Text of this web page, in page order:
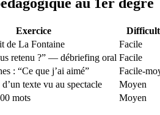
Exercice
de La Fontaine
Facile
retenu ?” — débriefing oral Facile
: “Ce que j’ai aimé”
Facile-
texte vu au spectacle
Moyen
mots Moyen